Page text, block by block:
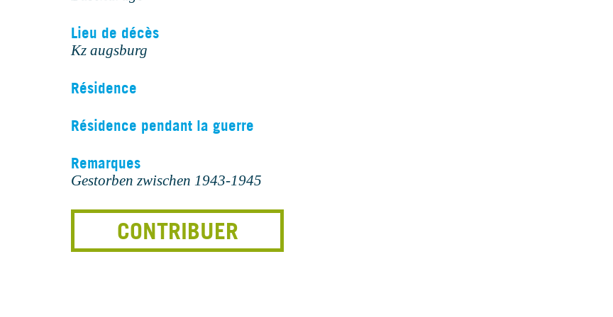
Lieu de décès
Kz augsburg
Résidence
Résidence pendant la guerre
Remarques
Gestorben zwischen 1943-1945
CONTRIBUER